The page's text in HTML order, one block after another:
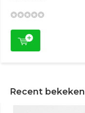
Recent bekeken